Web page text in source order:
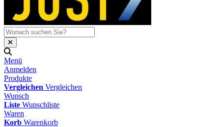
Menü
Anmelden
Produkte
Vergleichen Vergleichen
Wunsch
Liste Wunschliste
Waren
Korb Warenkorb